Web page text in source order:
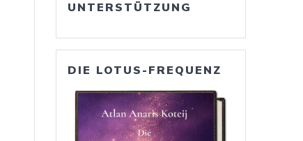
UNTERSTÜTZUNG
DIE LOTUS-FREQUENZ